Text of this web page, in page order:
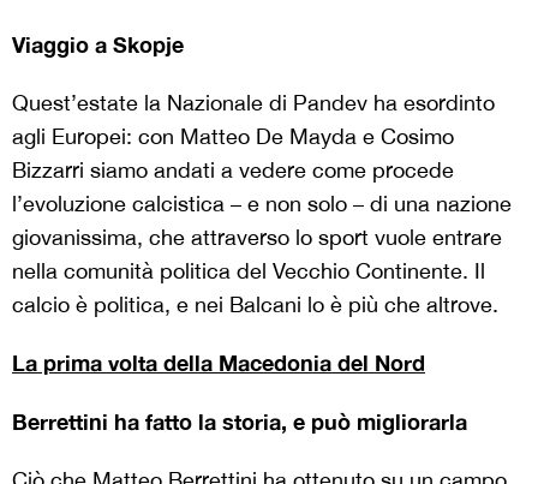
Viaggio a Skopje
Quest’estate la Nazionale di Pandev ha esordinto
agli Europei: con Matteo De Mayda e Cosimo
Bizzarri siamo andati a vedere come procede
l’evoluzione calcistica – e non solo – di una nazione
giovanissima, che attraverso lo sport vuole entrare
nella comunità politica del Vecchio Continente. Il
calcio è politica, e nei Balcani lo è più che altrove.
La prima volta della Macedonia del Nord
Berrettini ha fatto la storia, e può migliorarla